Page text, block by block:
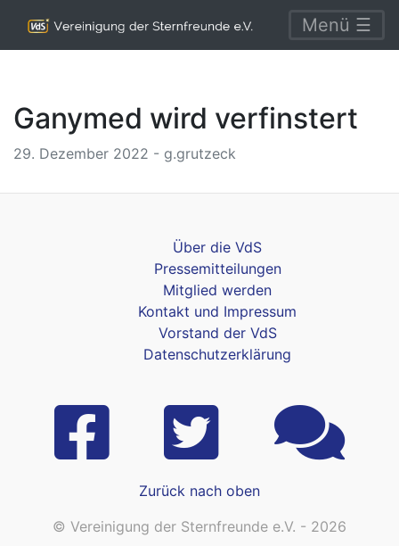
Menü ☰
Ganymed wird verfinstert
29. Dezember 2022 - g.grutzeck
Über die VdS
Pressemitteilungen
Mitglied werden
Kontakt und Impressum
Vorstand der VdS
Datenschutzerklärung
Zurück nach oben
© Vereinigung der Sternfreunde e.V. - 2026